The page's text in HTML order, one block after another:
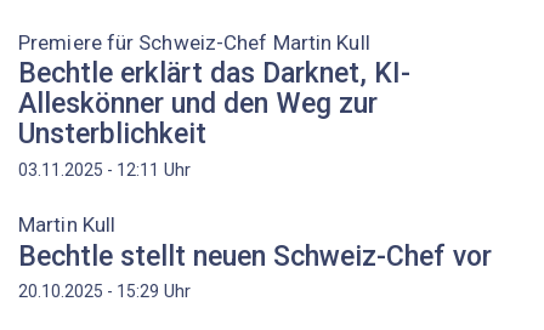
Premiere für Schweiz-Chef Martin Kull
Bechtle erklärt das Darknet, KI-
Alleskönner und den Weg zur
Unsterblichkeit
03.11.2025 - 12:11 Uhr
Martin Kull
Bechtle stellt neuen Schweiz-Chef vor
20.10.2025 - 15:29 Uhr